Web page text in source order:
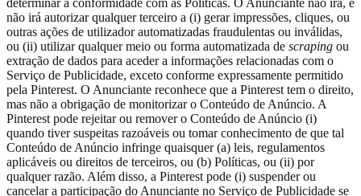
não irá autorizar qualquer terceiro a (i) gerar impressões, cliques, ou
outras ações de utilizador automatizadas fraudulentas ou inválidas,
ou (ii) utilizar qualquer meio ou forma automatizada de scraping ou
extração de dados para aceder a informações relacionadas com o
Serviço de Publicidade, exceto conforme expressamente permitido
pela Pinterest. O Anunciante reconhece que a Pinterest tem o direito,
mas não a obrigação de monitorizar o Conteúdo de Anúncio. A
Pinterest pode rejeitar ou remover o Conteúdo de Anúncio (i)
quando tiver suspeitas razoáveis ou tomar conhecimento de que tal
Conteúdo de Anúncio infringe quaisquer (a) leis, regulamentos
aplicáveis ou direitos de terceiros, ou (b) Políticas, ou (ii) por
qualquer razão. Além disso, a Pinterest pode (i) suspender ou
cancelar a participação do Anunciante no Serviço de Publicidade se